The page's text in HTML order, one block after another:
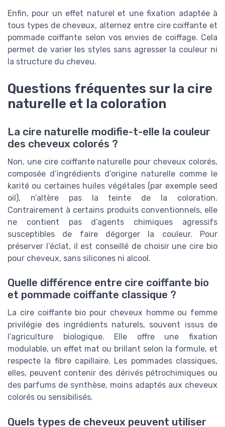
Enfin, pour un effet naturel et une fixation adaptée à
tous types de cheveux, alternez entre cire coiffante et
pommade coiffante selon vos envies de coiffage. Cela
permet de varier les styles sans agresser la couleur ni
la structure du cheveu.
Questions fréquentes sur la cire
naturelle et la coloration
La cire naturelle modifie-t-elle la couleur
des cheveux colorés ?
Non, une cire coiffante naturelle pour cheveux colorés,
composée d’ingrédients d’origine naturelle comme le
karité ou certaines huiles végétales (par exemple seed
oil), n’altère pas la teinte de la coloration.
Contrairement à certains produits conventionnels, elle
ne contient pas d’agents chimiques agressifs
susceptibles de faire dégorger la couleur. Pour
préserver l’éclat, il est conseillé de choisir une cire bio
pour cheveux, sans silicones ni alcool.
Quelle différence entre cire coiffante bio
et pommade coiffante classique ?
La cire coiffante bio pour cheveux homme ou femme
privilégie des ingrédients naturels, souvent issus de
l’agriculture biologique. Elle offre une fixation
modulable, un effet mat ou brillant selon la formule, et
respecte la fibre capillaire. Les pommades classiques,
elles, peuvent contenir des dérivés pétrochimiques ou
des parfums de synthèse, moins adaptés aux cheveux
colorés ou sensibilisés.
Quels types de cheveux peuvent utiliser